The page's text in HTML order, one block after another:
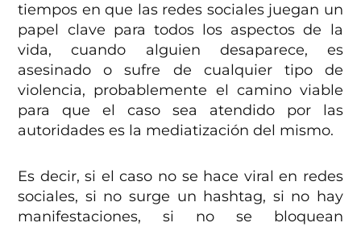
tiempos en que las redes sociales juegan un
papel clave para todos los aspectos de la
vida, cuando alguien desaparece, es
asesinado o sufre de cualquier tipo de
violencia, probablemente el camino viable
para que el caso sea atendido por las
autoridades es la mediatización del mismo.
Es decir, si el caso no se hace viral en redes
sociales, si no surge un hashtag, si no hay
manifestaciones, si no se bloquean